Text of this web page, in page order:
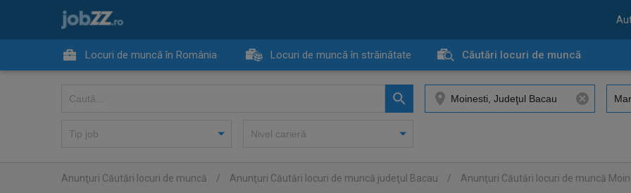
Locuri de muncă în România Locuri de muncă în străinătate Căutări locuri de muncă
Anunţuri Căutări locuri de muncă / Anunţuri Căutări locuri de muncă judeţul Bacau / Anunţuri Căutări locuri de muncă